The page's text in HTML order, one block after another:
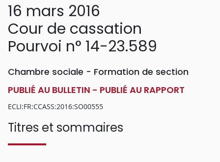
16 mars 2016
Cour de cassation
Pourvoi n° 14-23.589
Chambre sociale - Formation de section
PUBLIÉ AU BULLETIN - PUBLIÉ AU RAPPORT
ECLI:FR:CCASS:2016:SO00555
Titres et sommaires